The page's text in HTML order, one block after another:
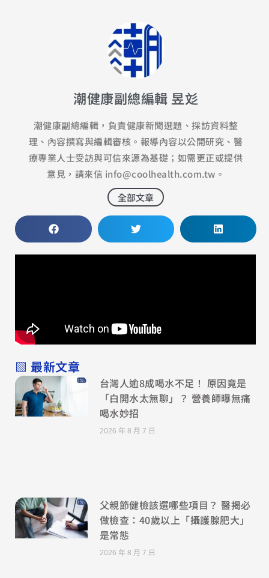
潮健康副總編輯 昱彣
潮健康副總編輯，負責健康新聞選題、採訪資料整
理、內容撰寫與編輯審核。報導內容以公開研究、醫
療專業人士受訪與可信來源為基礎；如需更正或提供
意見，請來信 info@coolhealth.com.tw。
全部文章
▧ 最新文章
台灣人逾8成喝水不足！ 原因竟是
「白開水太無聊」？ 營養師曝無痛
喝水妙招
2026 年 8 月 7 日
父親節健檢該選哪些項目？ 醫揭必
做檢查：40歲以上「攝護腺肥大」
是常態
2026 年 8 月 7 日